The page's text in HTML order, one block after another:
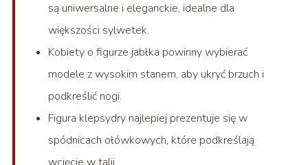
są uniwersalne i eleganckie, idealne dla
większości sylwetek.
Kobiety o figurze jabłka powinny wybierać
modele z wysokim stanem, aby ukryć brzuch i
podkreślić nogi.
Figura klepsydry najlepiej prezentuje się w
spódnicach ołówkowych, które podkreślają